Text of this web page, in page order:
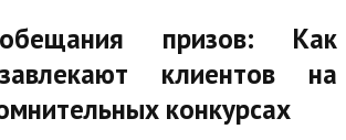
призов: Как
клиентов на
конкурсах